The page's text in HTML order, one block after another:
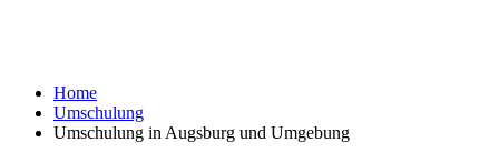
Home
Umschulung
Umschulung in Augsburg und Umgebung